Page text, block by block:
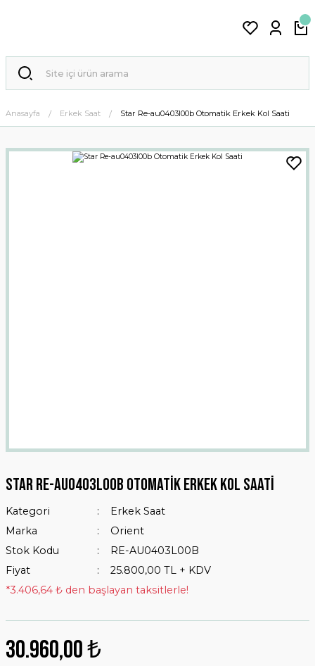
Anasayfa Erkek Saat Star Re-au0403l00b Otomatik Erkek Kol Saati
Star Re-au0403l00b Otomatik Erkek Kol Saati
Kategori
Erkek Saat
Marka
Orient
Stok Kodu
RE-AU0403L00B
Fiyat
25.800,00 TL + KDV
*3.406,64 ₺ den başlayan taksitlerle!
30.960,00 ₺